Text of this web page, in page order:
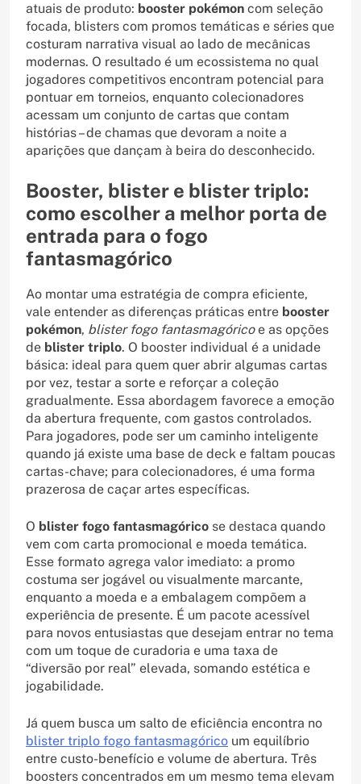
atuais de produto: booster pokémon com seleção
focada, blisters com promos temáticas e séries que
costuram narrativa visual ao lado de mecânicas
modernas. O resultado é um ecossistema no qual
jogadores competitivos encontram potencial para
pontuar em torneios, enquanto colecionadores
acessam um conjunto de cartas que contam
histórias – de chamas que devoram a noite a
aparições que dançam à beira do desconhecido.
Booster, blister e blister triplo:
como escolher a melhor porta de
entrada para o fogo
fantasmagórico
Ao montar uma estratégia de compra eficiente,
vale entender as diferenças práticas entre booster
pokémon, blister fogo fantasmagóricoe as opções
de blister triplo. O booster individual é a unidade
básica: ideal para quem quer abrir algumas cartas
por vez, testar a sorte e reforçar a coleção
gradualmente. Essa abordagem favorece a emoção
da abertura frequente, com gastos controlados.
Para jogadores, pode ser um caminho inteligente
quando já existe uma base de deck e faltam poucas
cartas-chave; para colecionadores, é uma forma
prazerosa de caçar artes específicas.
O blister fogo fantasmagórico se destaca quando
vem com carta promocional e moeda temática.
Esse formato agrega valor imediato: a promo
costuma ser jogável ou visualmente marcante,
enquanto a moeda e a embalagem compõem a
experiência de presente. É um pacote acessível
para novos entusiastas que desejam entrar no tema
com um toque de curadoria e uma taxa de
“diversão por real” elevada, somando estética e
jogabilidade.
Já quem busca um salto de eficiência encontra no
blister triplo fogo fantasmagórico um equilíbrio
entre custo-benefício e volume de abertura. Três
boosters concentrados em um mesmo tema elevam